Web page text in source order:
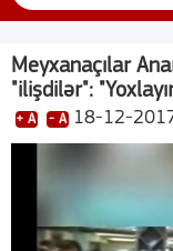
Meyxanaçılar
"ilişdilər":
+ A - A 18-12-